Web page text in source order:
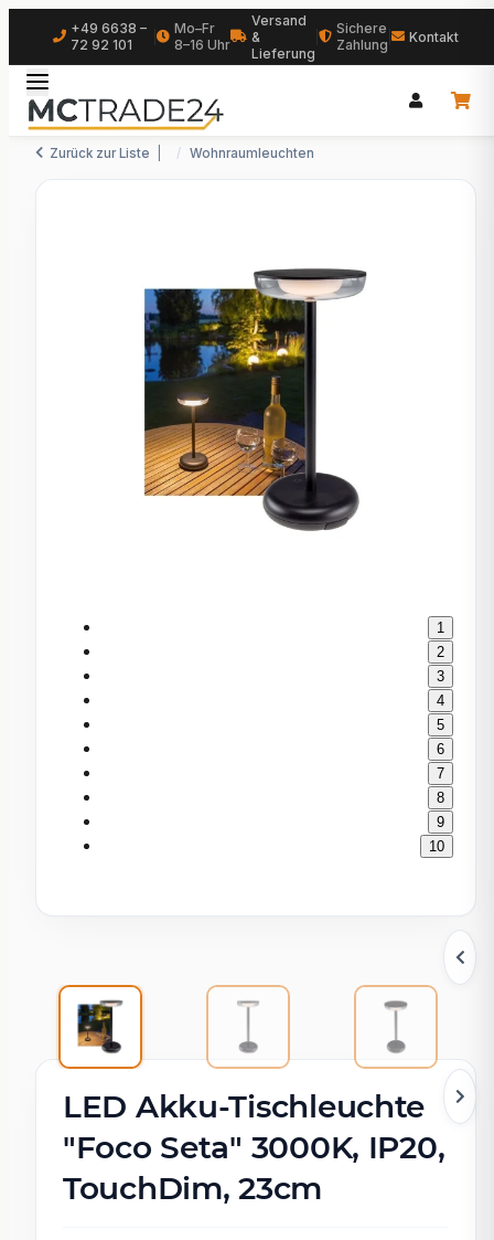
+49 6638 –
72 92 101
Mo–Fr
8–16 Uhr
Versand
&
Lieferung
Sichere
Zahlung
Kontakt
Zurück zur Liste Wohnraumleuchten
1
2
3
4
5
6
7
8
9
10
LED Akku-Tischleuchte
"Foco Seta" 3000K, IP20,
TouchDim, 23cm